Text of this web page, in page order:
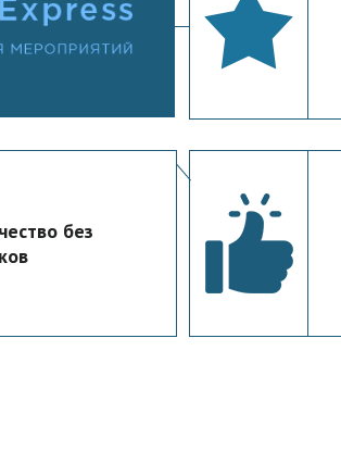
без